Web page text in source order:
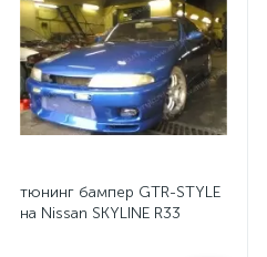
тюнинг бампер GTR-STYLE
на Nissan SKYLINE R33